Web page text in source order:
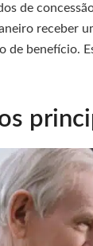
de
receber
de benefício.